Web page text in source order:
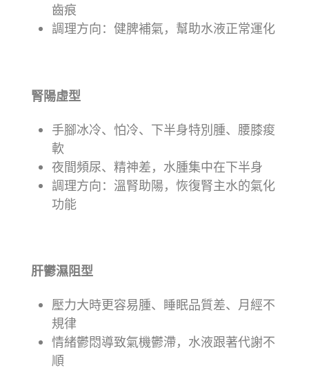
齒痕
調理方向：健脾補氣，幫助水液正常運化
腎陽虛型
手腳冰冷、怕冷、下半身特別腫、腰膝痠
軟
夜間頻尿、精神差，水腫集中在下半身
調理方向：溫腎助陽，恢復腎主水的氣化
功能
肝鬱濕阻型
壓力大時更容易腫、睡眠品質差、月經不
規律
情緒鬱悶導致氣機鬱滯，水液跟著代謝不
順